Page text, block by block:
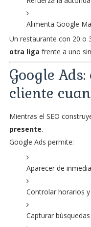
Alimenta Google
Un restaurante con 20 o
otra liga frente a uno
Google
cliente
Mientras el SEO
presente.
Google Ads permite:
Aparecer de
Controlar horarios
Capturar